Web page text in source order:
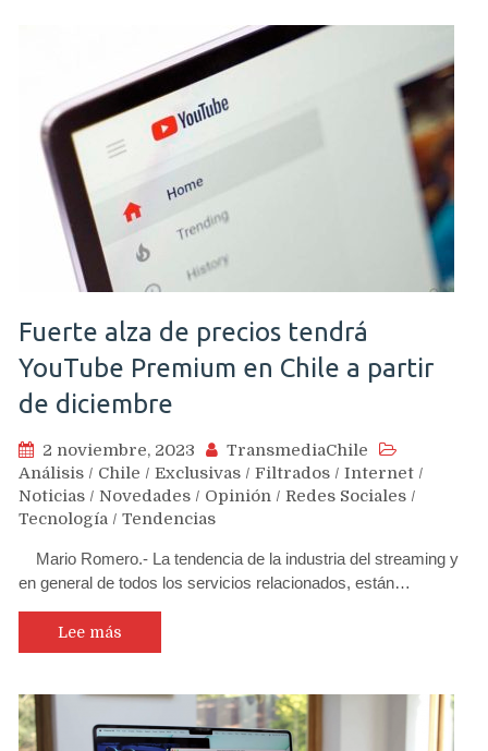
Fuerte alza de precios tendrá
YouTube Premium en Chile a partir
de diciembre
2 noviembre, 2023
TransmediaChile
Análisis / Chile / Exclusivas / Filtrados / Internet /
Noticias / Novedades / Opinión / Redes Sociales /
Tecnología / Tendencias
Mario Romero.- La tendencia de la industria del streaming y
en general de todos los servicios relacionados, están…
Lee más